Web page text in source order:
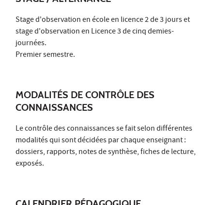
Stage d'observation en école en licence 2 de 3 jours et
stage d'observation en Licence 3 de cinq demies-
journées.
Premier semestre.
MODALITÉS DE CONTRÔLE DES
CONNAISSANCES
Le contrôle des connaissances se fait selon différentes
modalités qui sont décidées par chaque enseignant :
dossiers, rapports, notes de synthèse, fiches de lecture,
exposés.